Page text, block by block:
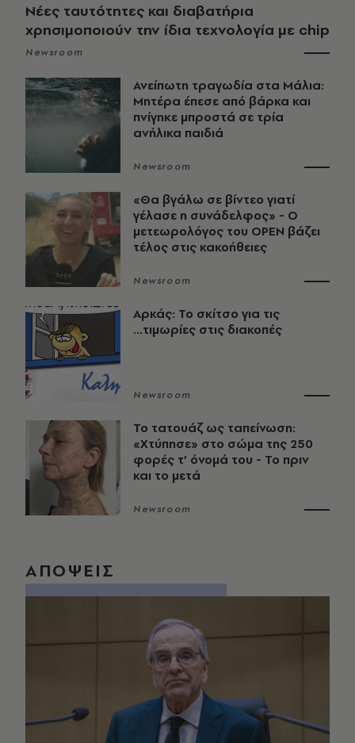
Νέες ταυτότητες και διαβατήρια
χρησιμοποιούν την ίδια τεχνολογία με chip
Newsroom
Ανείπωτη τραγωδία στα Μάλια:
Μητέρα έπεσε από βάρκα και
πνίγηκε μπροστά σε τρία
ανήλικα παιδιά
Newsroom
«Θα βγάλω σε βίντεο γιατί
γέλασε η συνάδελφος» - Ο
μετεωρολόγος του OPEN βάζει
τέλος στις κακοήθειες
Newsroom
Αρκάς: Το σκίτσο για τις
...τιμωρίες στις διακοπές
Newsroom
Το τατουάζ ως ταπείνωση:
«Χτύπησε» στο σώμα της 250
φορές τ’ όνομά του - Το πριν
και το μετά
Newsroom
ΑΠΟΨΕΙΣ